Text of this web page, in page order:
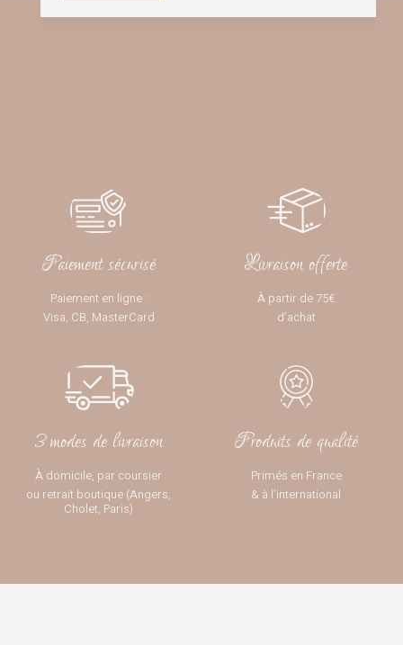
Paiement sécurisé
Paiement en ligne :
Visa, CB, MasterCard
Livraison offerte
À partir de 75€
d’achat
3 modes de livraison
À domicile, par coursier
ou retrait boutique (Angers,
Cholet, Paris)
Produits de qualité
Primés en France
& à l’international